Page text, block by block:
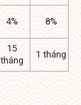
4% 8%
15
tháng
1 tháng